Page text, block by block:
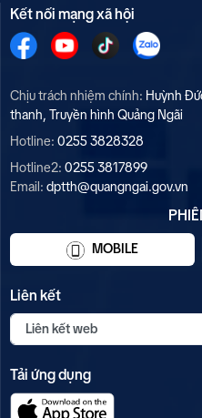
Kết nối mạng xã hội
Chịu trách nhiệm chính: Huỳnh
thanh, Truyền hình Quảng Ngãi
Hotline: 0255 3828328
Hotline2: 0255 3817899
Email: dptth@quangngai.gov.vn
MOBILE
Liên kết
Tải ứng dụng